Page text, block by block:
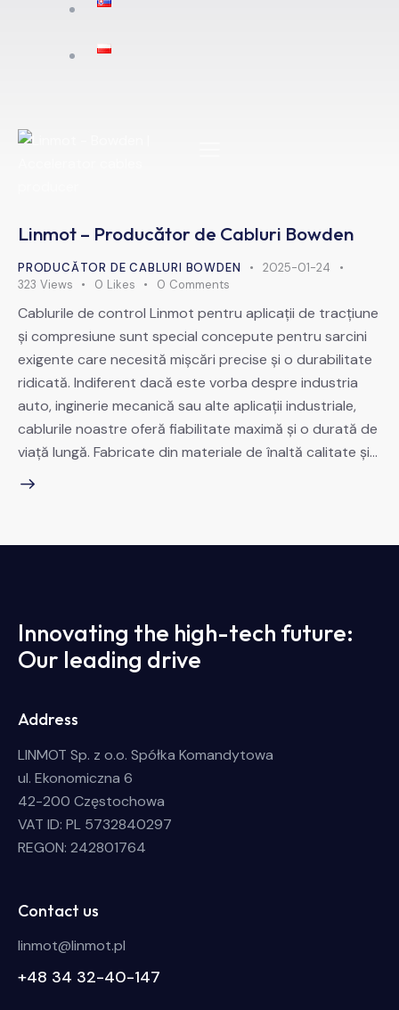
Linmot – Producător de Cabluri Bowden
PRODUCĂTOR DE CABLURI BOWDEN
2025-01-24
323 Views 0 Likes 0 Comments
Cablurile de control Linmot pentru aplicații de tracțiune
și compresiune sunt special concepute pentru sarcini
exigente care necesită mișcări precise și o durabilitate
ridicată. Indiferent dacă este vorba despre industria
auto, inginerie mecanică sau alte aplicații industriale,
cablurile noastre oferă fiabilitate maximă și o durată de
viață lungă. Fabricate din materiale de înaltă calitate și…
Innovating the high-tech future:
Our leading drive
Address
LINMOT Sp. z o.o. Spółka Komandytowa
ul. Ekonomiczna 6
42-200 Częstochowa
VAT ID: PL 5732840297
REGON: 242801764
Contact us
linmot@linmot.pl
+48 34 32-40-147